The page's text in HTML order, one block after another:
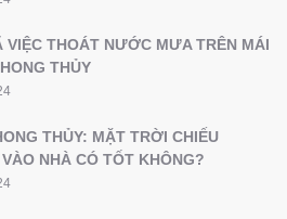
VIỆC THOÁT NƯỚC MƯA TRÊN MÁI
THỦY
THỦY: MẶT TRỜI CHIẾU
NHÀ CÓ TỐT KHÔNG?